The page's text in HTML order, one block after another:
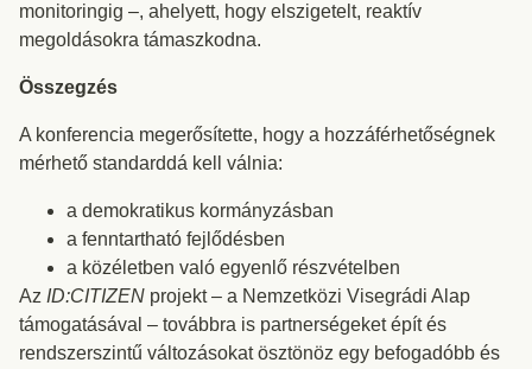
monitoringig –, ahelyett, hogy elszigetelt, reaktív
megoldásokra támaszkodna.
Összegzés
A konferencia megerősítette, hogy a hozzáférhetőségnek
mérhető standarddá kell válnia:
a demokratikus kormányzásban
a fenntartható fejlődésben
a közéletben való egyenlő részvételben
Az ID:CITIZEN projekt – a Nemzetközi Visegrádi Alap
támogatásával – továbbra is partnerségeket épít és
rendszerszintű változásokat ösztönöz egy befogadóbb és